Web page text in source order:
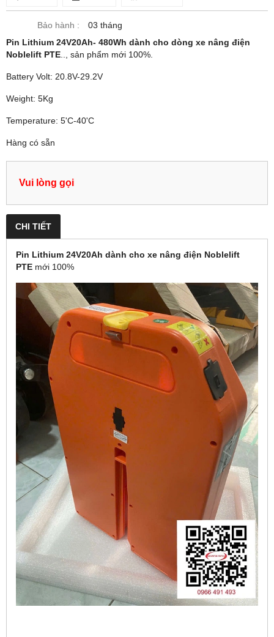
Bảo hành :
03 tháng
Pin Lithium 24V20Ah- 480Wh dành cho dòng xe nâng điện
Noblelift PTE.., sản phẩm mới 100%.
Battery Volt: 20.8V-29.2V
Weight: 5Kg
Temperature: 5'C-40'C
Hàng có sẵn
Vui lòng gọi
CHI TIẾT
Pin Lithium 24V20Ah dành cho xe nâng điện Noblelift
PTE mới 100%